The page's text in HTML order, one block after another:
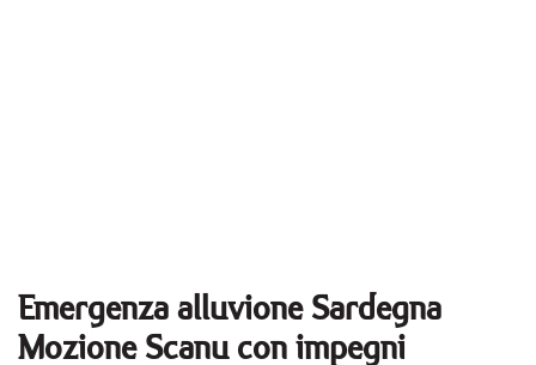
Emergenza alluvione Sardegna
Mozione Scanu con impegni